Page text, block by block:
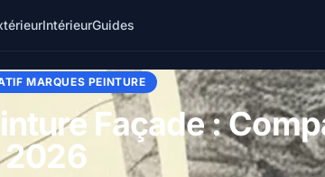
IntérieurGuides
MARQUES PEINTURE
Façade :
2026